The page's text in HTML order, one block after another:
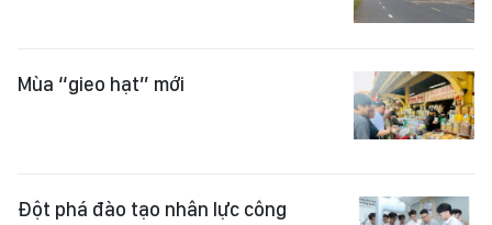
Mùa “gieo hạt” mới
Đột phá đào tạo nhân lực công